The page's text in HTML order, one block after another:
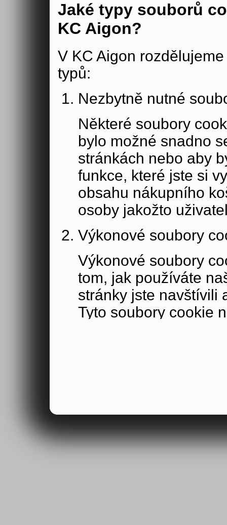
Jaké typy souborů
KC Aigon?
V KC Aigon
typů:
Nezbytně nutné
Některé soubory
bylo možné snadno
stránkách nebo aby
funkce, které jste si
obsahu nákupního
osoby jakožto
Výkonové soubory
Výkonové soubory
tom, jak používáte
stránky jste navštívili
Tyto soubory cookie
stránkou nebo s
Veškeré
porozumět tomu, jak